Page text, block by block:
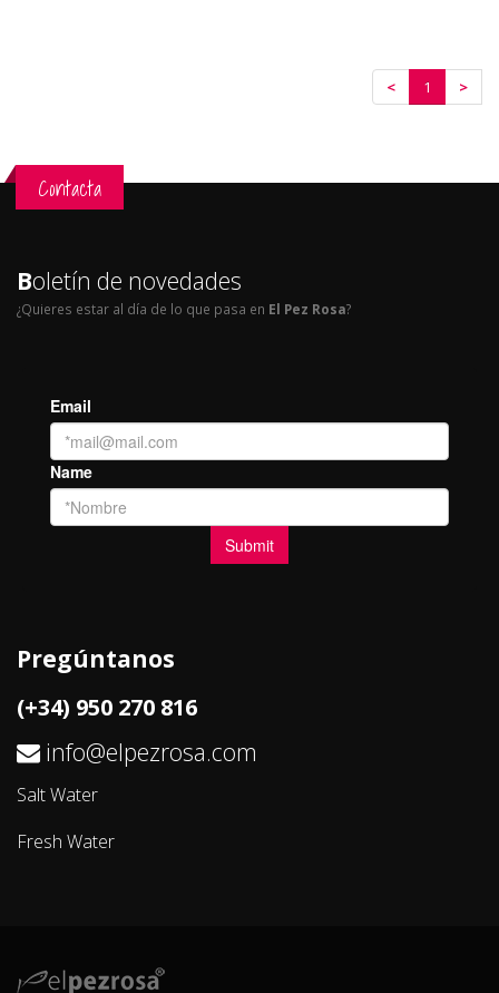
< 1 >
Contacta
Boletín de novedades
¿Quieres estar al día de lo que pasa en El Pez Rosa?
Pregúntanos
(+34) 950 270 816
info@elpezrosa.com
Salt Water
Fresh Water